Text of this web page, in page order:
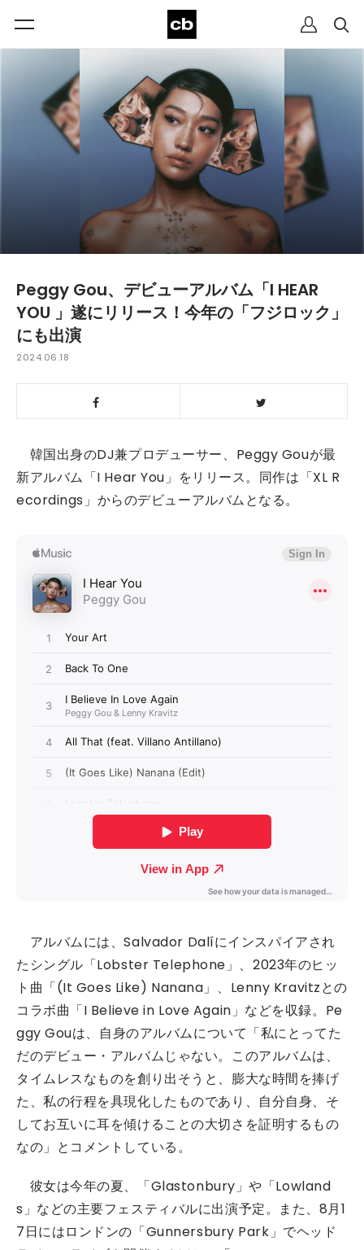
Peggy Gou、デビューアルバム「I HEAR
YOU 」遂にリリース！今年の「フジロック」
にも出演
2024.06.18
韓国出身のDJ兼プロデューサー、Peggy Gouが最
新アルバム「I Hear You」をリリース。同作は「XL R
ecordings」からのデビューアルバムとなる。
アルバムには、Salvador Dalíにインスパイアされ
たシングル「Lobster Telephone」、2023年のヒッ
ト曲「(It Goes Like) Nanana」、Lenny Kravitzとの
コラボ曲「I Believe in Love Again」などを収録。Pe
ggy Gouは、自身のアルバムについて「私にとってた
だのデビュー・アルバムじゃない。このアルバムは、
タイムレスなものを創り出そうと、膨大な時間を捧げ
た、私の行程を具現化したものであり、自分自身、そ
してお互いに耳を傾けることの大切さを証明するもの
なの」とコメントしている。
彼女は今年の夏、「Glastonbury」や「Lowland
s」などの主要フェスティバルに出演予定。また、8月1
7日にはロンドンの「Gunnersbury Park」でヘッド